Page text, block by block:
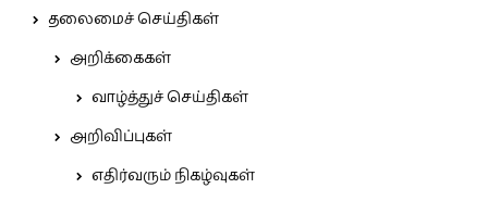
தலைமைச் செய்திகள்
அறிக்கைகள்
வாழ்த்துச் செய்திகள்
அறிவிப்புகள்
எதிர்வரும் நிகழ்வுகள்